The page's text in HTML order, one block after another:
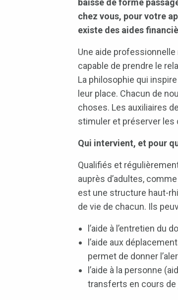
baisse de forme
chez vous, pour votre
existe des aides
Une aide
capable de prendre le
La philosophie qui
leur place. Chacun de
choses. Les auxiliaires
stimuler et préserver les
Qui intervient, et pour
Qualifiés et
auprès d’adultes,
est une structure haut-
de vie de chacun. Ils
l’aide à l’entretien du
l’aide aux
permet de donner
l’aide à la personne
transferts en cours de